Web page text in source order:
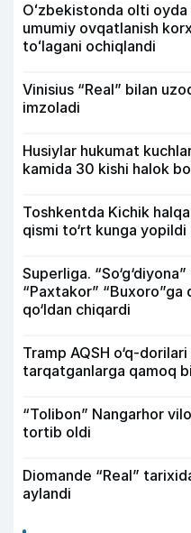
Oʻzbekistonda olti
umumiy ovqatlanish
toʻlagani ochiqlandi
Vinisius “Real” bilan
imzoladi
Husiylar hukumat
kamida 30 kishi halok
Toshkentda Kichik
qismi to‘rt kunga
Superliga.
“Paxtakor” “Buxoro”ga
qo‘ldan chiqardi
Tramp AQSH o‘q-
tarqatganlarga qamoq
“Tolibon” Nangarhor
tortib oldi
Diomande “Real”
aylandi